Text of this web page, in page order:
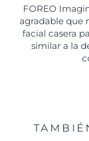
FOREO
agradable que
facial casera
similar a la